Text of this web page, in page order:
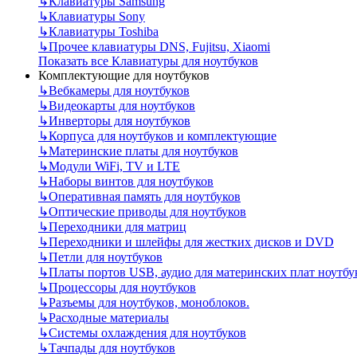
↳Клавиатуры Sony
↳Клавиатуры Toshiba
↳Прочее клавиатуры DNS, Fujitsu, Xiaomi
Показать все Клавиатуры для ноутбуков
Комплектующие для ноутбуков
↳Вебкамеры для ноутбуков
↳Видеокарты для ноутбуков
↳Инверторы для ноутбуков
↳Корпуса для ноутбуков и комплектующие
↳Материнские платы для ноутбуков
↳Модули WiFi, TV и LTE
↳Наборы винтов для ноутбуков
↳Оперативная память для ноутбуков
↳Оптические приводы для ноутбуков
↳Переходники для матриц
↳Переходники и шлейфы для жестких дисков и DVD
↳Петли для ноутбуков
↳Платы портов USB, аудио для материнских плат
↳Процессоры для ноутбуков
↳Разъемы для ноутбуков, моноблоков.
↳Расходные материалы
↳Системы охлаждения для ноутбуков
↳Тачпады для ноутбуков